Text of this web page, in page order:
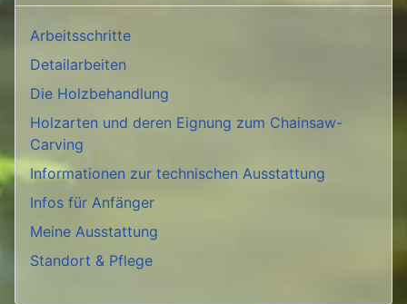
Arbeitsschritte
Detailarbeiten
Die Holzbehandlung
Holzarten und deren Eignung zum Chainsaw-
Carving
Informationen zur technischen Ausstattung
Infos für Anfänger
Meine Ausstattung
Standort & Pflege